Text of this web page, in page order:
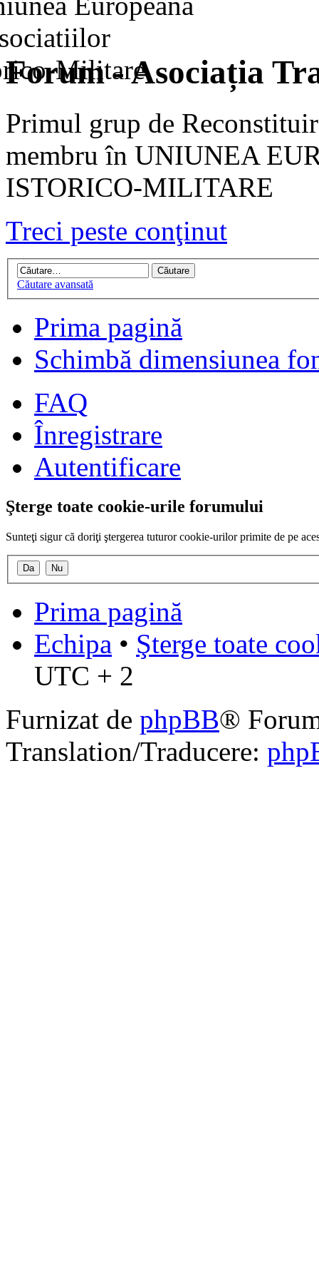
Forum - Asociația
Primul grup de
membru în UNIUNEA
ISTORICO-MILITARE
Treci peste conţinut
Căutare avansată
Prima pagină
Schimbă dimensiunea
FAQ
Înregistrare
Autentificare
Şterge toate cookie-urile forumului
Sunteţi sigur că doriţi ştergerea tuturor cookie-urilor primite de pe
Prima pagină
Echipa • Şterge toate
UTC + 2
Furnizat de phpBB®
Translation/Traducere: